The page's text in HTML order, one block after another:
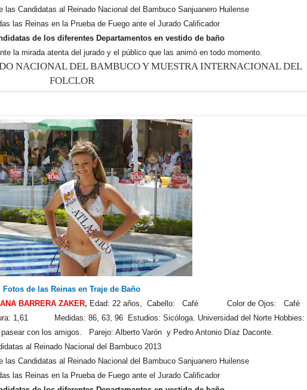
las Candidatas al Reinado Nacional del Bambuco Sanjuanero Huilense
las Reinas en la Prueba de Fuego ante el Jurado Calificador
de los diferentes Departamentos en vestido de baño
la mirada atenta del jurado y el público que las animó en todo momento.
NACIONAL DEL BAMBUCO Y MUESTRA INTERNACIONAL DEL
FOLCLOR
Fotos de las Reinas en Traje de Baño
BARRERA ZAKER, Edad: 22 años, Cabello: Café Color de Ojos: Café
Medidas: 86, 63, 96 Estudios: Sicóloga. Universidad del Norte Hobbies:
con los amigos. Parejo: Alberto Varón y Pedro Antonio Díaz Daconte.
al Reinado Nacional del Bambuco 2013
las Candidatas al Reinado Nacional del Bambuco Sanjuanero Huilense
las Reinas en la Prueba de Fuego ante el Jurado Calificador